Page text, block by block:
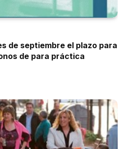
de septiembre el plazo para
de para práctica